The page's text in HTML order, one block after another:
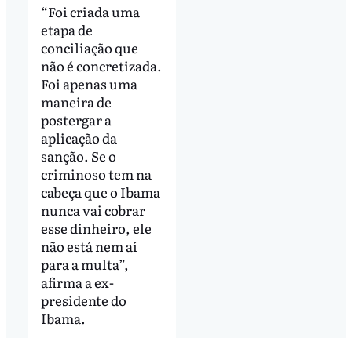
“Foi criada uma
etapa de
conciliação que
não é concretizada.
Foi apenas uma
maneira de
postergar a
aplicação da
sanção. Se o
criminoso tem na
cabeça que o Ibama
nunca vai cobrar
esse dinheiro, ele
não está nem aí
para a multa”,
afirma a ex-
presidente do
Ibama.